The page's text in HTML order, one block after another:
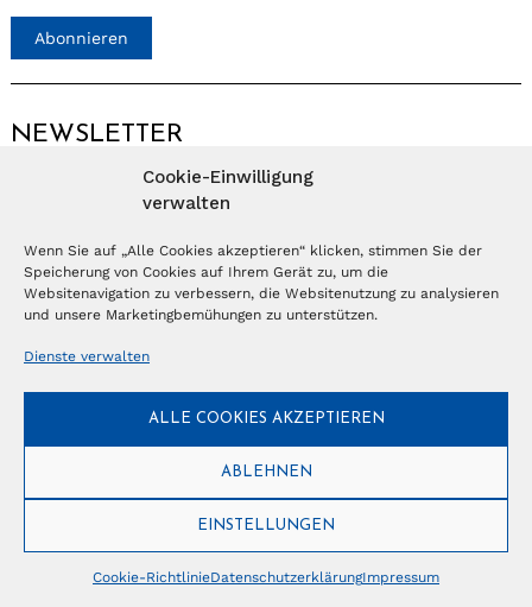
Cookie-Einwilligung
verwalten
Wenn Sie auf „Alle Cookies akzeptieren“ klicken, stimmen Sie der
Speicherung von Cookies auf Ihrem Gerät zu, um die
Websitenavigation zu verbessern, die Websitenutzung zu analysieren
und unsere Marketingbemühungen zu unterstützen.
Dienste verwalten
ALLE COOKIES AKZEPTIEREN
ABLEHNEN
EINSTELLUNGEN
Cookie-RichtlinieDatenschutzerklärungImpressum
Abonnieren
NEWSLETTER
© Copyright 2026 – Ferientrends // info@tlvg.ch// +41 31 300 30 85 //
Tourismus Lifestyle Verlag GmbH // Frohbergweg 1 - CH-3012 Bern //
Datenschutzerklärung//Impressum